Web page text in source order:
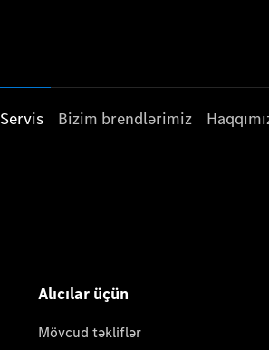
Servis Bizim brendlərimiz
Alıcılar üçün
Mövcud təkliflər